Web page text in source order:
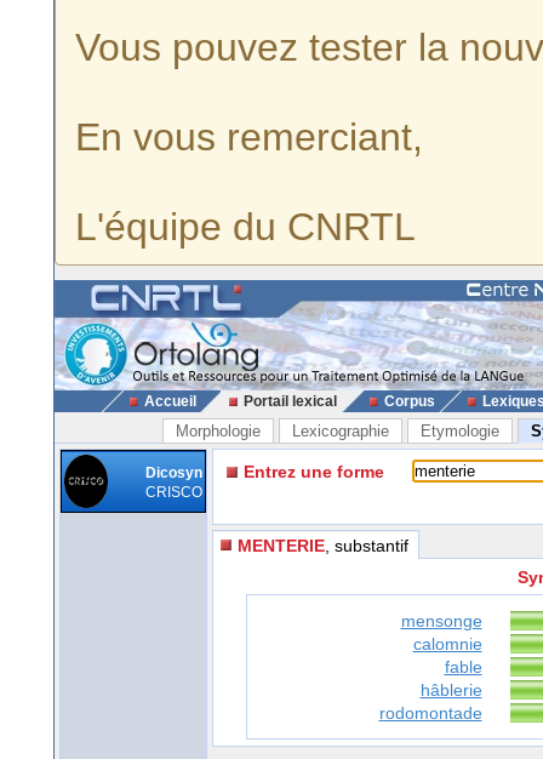
Vous pouvez tester la
En vous remerciant,
L'équipe du CNRTL
Accueil Portail lexical Corpus
Morphologie Lexicographie Etymologie
Dicosyn
CRISCO
Entrez une forme
MENTERIE , substantif
mensonge
calomnie
fable
hâblerie
rodomontade